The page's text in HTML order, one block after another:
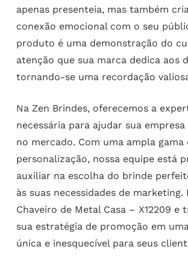
apenas presenteia, mas também
conexão emocional com o seu
produto é uma demonstração do
atenção que sua marca dedica aos
tornando-se uma recordação
Na Zen Brindes, oferecemos a
necessária para ajudar sua
no mercado. Com uma ampla gama
personalização, nossa equipe está
auxiliar na escolha do brinde
às suas necessidades de marketing.
Chaveiro de Metal Casa – X12209 e
sua estratégia de promoção em
única e inesquecível para seus